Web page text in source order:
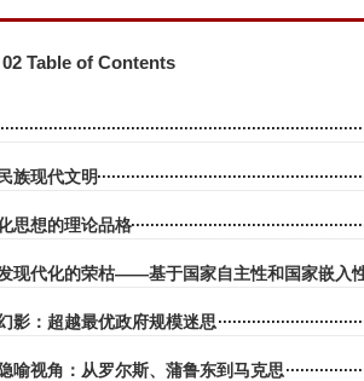
Table of Contents
族现代文明
思想的理论品格
现代化的荣枯——基于国家自主性和国家嵌入
影：超越最优政府规模迷思
喻视角：从罗尔斯、蒲鲁东到马克思